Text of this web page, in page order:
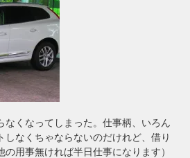
なくなってしまった。仕事柄、いろん
しなくちゃならないのだけれど、借り
の用事無ければ半日仕事になります）